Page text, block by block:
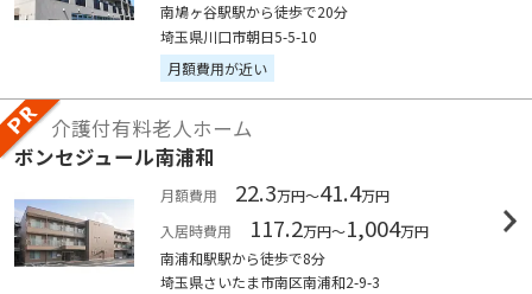
南鳩ヶ谷駅駅から徒歩で20分
埼玉県川口市朝日5-5-10
月額費用が近い
介護付有料老人ホーム
ボンセジュール南浦和
月額費用 22.3万円～41.4万円
入居時費用
117.2万円～1,004万円
南浦和駅駅から徒歩で8分
埼玉県さいたま市南区南浦和2-9-3